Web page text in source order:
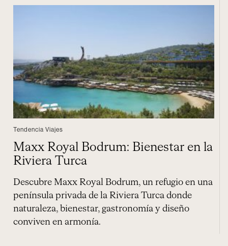
Tendencia Viajes
Maxx Royal Bodrum: Bienestar en la
Riviera Turca
Descubre Maxx Royal Bodrum, un refugio en una
península privada de la Riviera Turca donde
naturaleza, bienestar, gastronomía y diseño
conviven en armonía.